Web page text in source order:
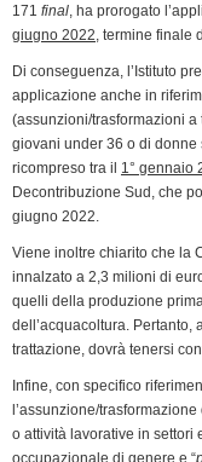
171 final, ha prorogato
giugno 2022, termine finale
Di conseguenza, l’Istituto
applicazione anche in
(assunzioni/trasformazioni
giovani under 36 o di
ricompreso tra il 1° gennaio
Decontribuzione Sud, che
giugno 2022.
Viene inoltre chiarito che la
innalzato a 2,3 milioni di
quelli della produzione
dell’acquacoltura.
trattazione, dovrà tenersi
Infine, con specifico
l’assunzione/
o attività lavorative in settori
occupazionale di genere e “